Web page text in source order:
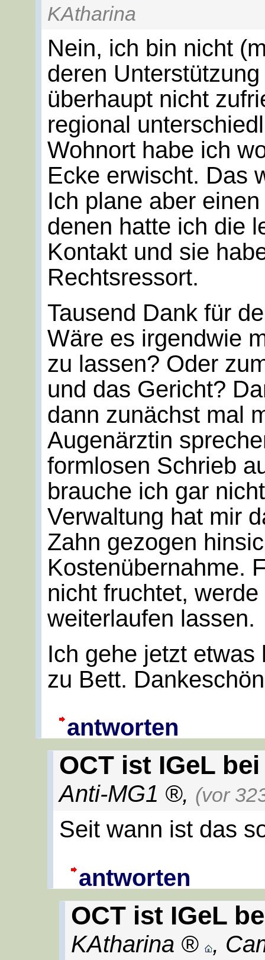
KAtharina
Nein, ich bin nicht
deren
überhaupt nicht
regional
Wohnort habe ich
Ecke erwischt. Das
Ich plane aber
denen hatte ich die
Kontakt und sie
Rechtsressort.
Tausend Dank für
Wäre es irgendwie
zu lassen? Oder
und das Gericht?
dann zunächst mal
Augenärztin
formlosen Schrieb
brauche ich gar
Verwaltung hat mir
Zahn gezogen
Kostenübernahme.
nicht fruchtet,
weiterlaufen lassen.
Ich gehe jetzt
zu Bett.
antworten
OCT ist IGeL
Anti-MG1 , (vor
Seit wann ist das
antworten
OCT ist IGeL
KAtharina ,